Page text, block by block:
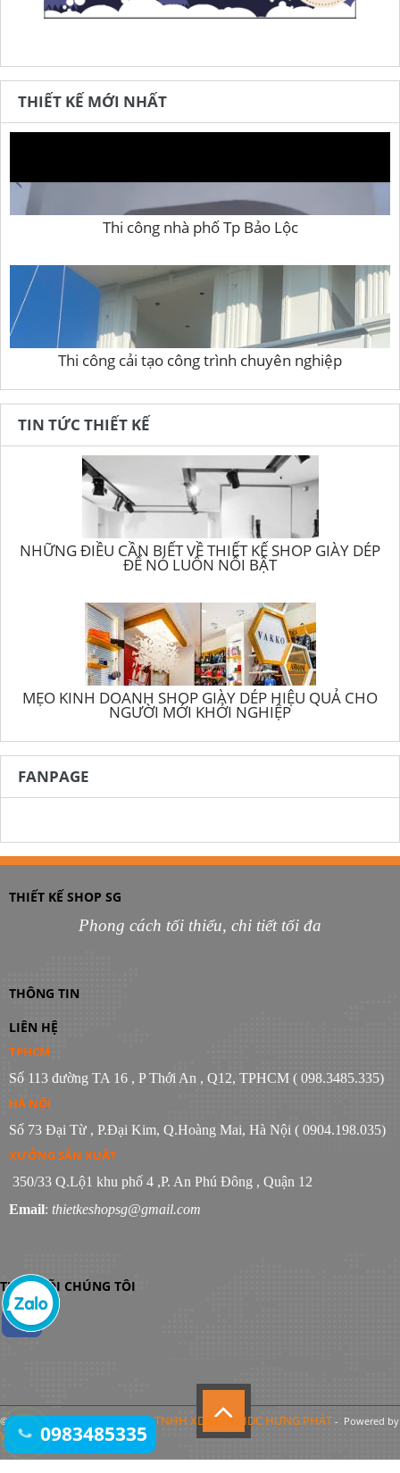
THIẾT KẾ MỚI NHẤT
Thi công nhà phố Tp Bảo Lộc
Thi công cải tạo công trình chuyên nghiệp
TIN TỨC THIẾT KẾ
NHỮNG ĐIỀU CẦN BIẾT VỀ THIẾT KẾ SHOP GIÀY DÉP
ĐỂ NÓ LUÔN NỔI BẬT
MẸO KINH DOANH SHOP GIÀY DÉP HIỆU QUẢ CHO
NGƯỜI MỚI KHỞI NGHIỆP
FANPAGE
THIẾT KẾ SHOP SG
Phong cách tối thiểu, chi tiết tối đa
THÔNG TIN
LIÊN HỆ
TPHCM
Số 113 đường TA 16 , P Thới An , Q12, TPHCM ( 098.3485.335)
HÀ NỘI
Số 73 Đại Từ , P.Đại Kim, Q.Hoàng Mai, Hà Nội ( 0904.198.035)
XƯỞNG SẢN XUẤT
350/33 Q.Lộ1 khu phố 4 ,P. An Phú Đông , Quận 12
Email: thietkeshopsg@gmail.com
THEO DÕI CHÚNG TÔI
© Bản quyền thuộc về Công Ty TNHH XD&TTNT IDC HƯNG PHÁT - Powered by
WebItop0983485335